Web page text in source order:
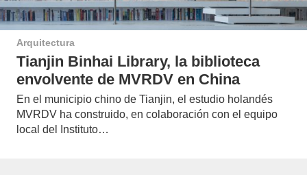
Arquitectura
Tianjin Binhai Library, la biblioteca
envolvente de MVRDV en China
En el municipio chino de Tianjin, el estudio holandés
MVRDV ha construido, en colaboración con el equipo
local del Instituto…